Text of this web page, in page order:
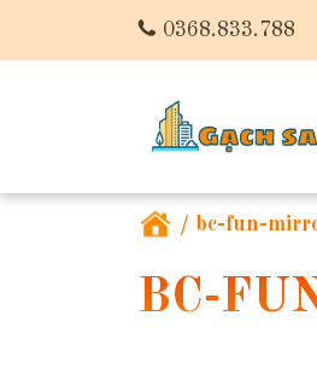
0368.833.788
/ bc-fun-
BC-